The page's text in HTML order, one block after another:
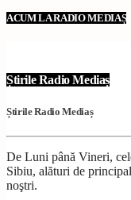
ACUM LA RADIO MEDIAȘ
Știrile Radio Mediaș
Știrile Radio Mediaș
De Luni până Vineri,
Sibiu, alături de
noştri.